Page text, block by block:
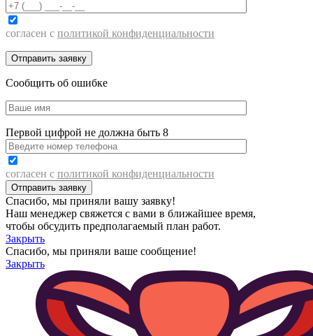
согласен с политикой конфиденциальности
Сообщить об ошибке
Первой цифрой не должна быть 8
согласен с политикой конфиденциальности
Спасибо, мы приняли вашу заявку!
Наш менеджер свяжется с вами в ближайшее время,
чтобы обсудить предполагаемый план работ.
Закрыть
Спасибо, мы приняли ваше сообщение!
Закрыть